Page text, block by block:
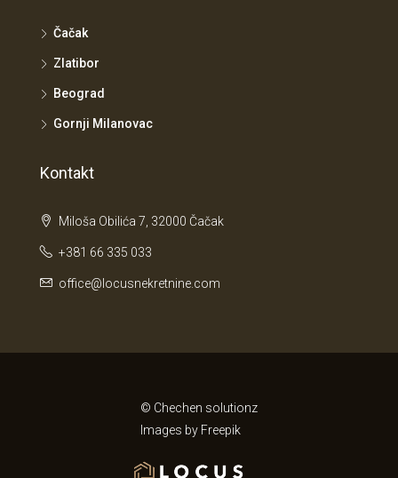
Čačak
Zlatibor
Beograd
Gornji Milanovac
Kontakt
Miloša Obilića 7, 32000 Čačak
+381 66 335 033
office@locusnekretnine.com
© Chechen solutionz
Images by Freepik